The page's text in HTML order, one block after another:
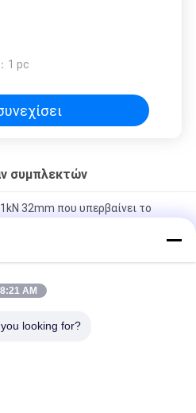
1 pc
συμπλεκτών
32mm που υπερβαίνει το
120mm συμπλέκτης κυλίνδρων
συμπλεκτών Sprag
500r/Min που υπερβαίνει τη
8:21 AM
looking for?